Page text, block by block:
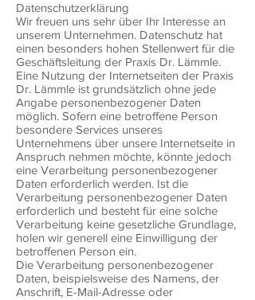
Datenschutzerklärung
Wir freuen uns sehr über Ihr Interesse an
unserem Unternehmen. Datenschutz hat
einen besonders hohen Stellenwert für die
Geschäftsleitung der Praxis Dr. Lämmle.
Eine Nutzung der Internetseiten der Praxis
Dr. Lämmle ist grundsätzlich ohne jede
Angabe personenbezogener Daten
möglich. Sofern eine betroffene Person
besondere Services unseres
Unternehmens über unsere Internetseite in
Anspruch nehmen möchte, könnte jedoch
eine Verarbeitung personenbezogener
Daten erforderlich werden. Ist die
Verarbeitung personenbezogener Daten
erforderlich und besteht für eine solche
Verarbeitung keine gesetzliche Grundlage,
holen wir generell eine Einwilligung der
betroffenen Person ein.
Die Verarbeitung personenbezogener
Daten, beispielsweise des Namens, der
Anschrift, E-Mail-Adresse oder